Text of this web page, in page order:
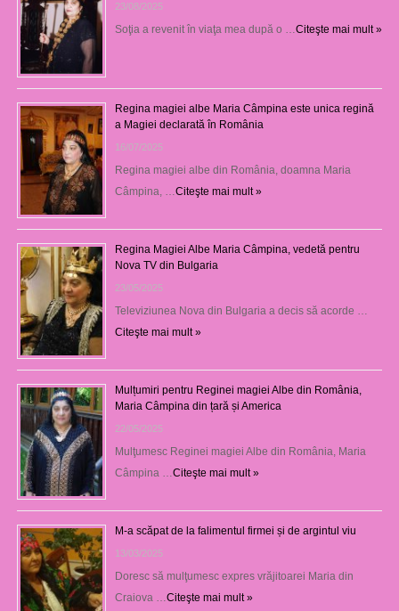
23/08/2025
Soţia a revenit în viaţa mea după o …Citeşte mai mult »
Regina magiei albe Maria Câmpina este unica regină
a Magiei declarată în România
16/07/2025
Regina magiei albe din România, doamna Maria
Câmpina, …Citeşte mai mult »
Regina Magiei Albe Maria Câmpina, vedetă pentru
Nova TV din Bulgaria
23/05/2025
Televiziunea Nova din Bulgaria a decis să acorde …
Citeşte mai mult »
Mulțumiri pentru Reginei magiei Albe din România,
Maria Câmpina din țară și America
22/05/2025
Mulţumesc Reginei magiei Albe din România, Maria
Câmpina …Citeşte mai mult »
M-a scăpat de la falimentul firmei și de argintul viu
13/03/2025
Doresc să mulţumesc expres vrăjitoarei Maria din
Craiova …Citeşte mai mult »